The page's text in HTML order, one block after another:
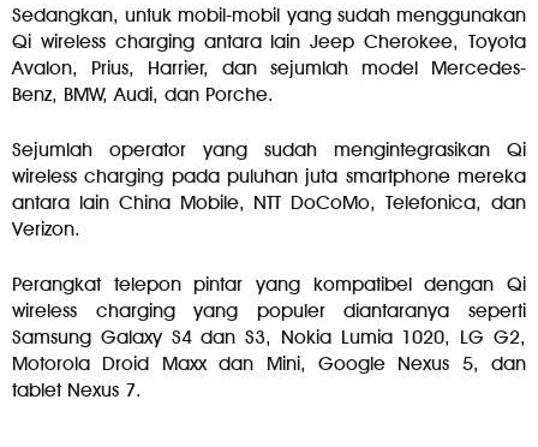
Sedangkan, untuk mobil-mobil yang sudah menggunakan
Qi wireless charging antara lain Jeep Cherokee, Toyota
Avalon, Prius, Harrier, dan sejumlah model Mercedes-
Benz, BMW, Audi, dan Porche.
Sejumlah operator yang sudah mengintegrasikan Qi
wireless charging pada puluhan juta smartphone mereka
antara lain China Mobile, NTT DoCoMo, Telefonica, dan
Verizon.
Perangkat telepon pintar yang kompatibel dengan Qi
wireless charging yang populer diantaranya seperti
Samsung Galaxy S4 dan S3, Nokia Lumia 1020, LG G2,
Motorola Droid Maxx dan Mini, Google Nexus 5, dan
tablet Nexus 7.